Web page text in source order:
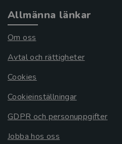
Allmänna länkar
Om oss
Avtal och rättigheter
Cookies
Cookieinställningar
GDPR och personuppgifter
Jobba hos oss